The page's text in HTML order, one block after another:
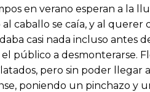
en verano esperan a la
caballo se caía, y al
casi nada incluso antes
público a desmonterarse.
pero sin poder llegar
poniendo un pinchazo y